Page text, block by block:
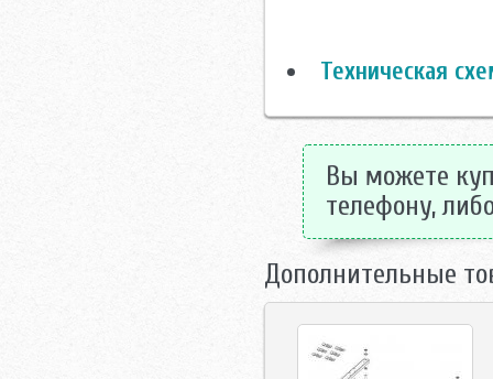
Техническая
Вы можете
телефону,
Дополнительные